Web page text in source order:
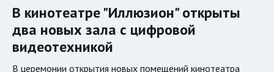
В кинотеатре "Иллюзион" открыты
два новых зала с цифровой
видеотехникой
В церемонии открытия новых помещений кинотеатра